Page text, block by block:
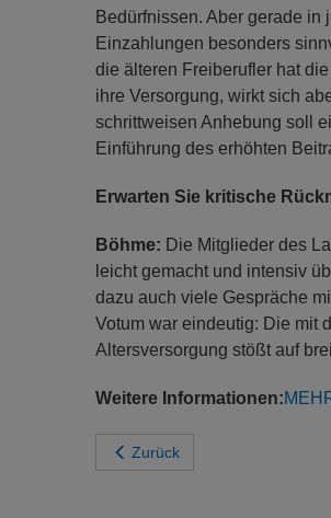
Bedürfnissen. Aber gerade
Einzahlungen besonders
die älteren Freiberufler hat
ihre Versorgung, wirkt sich
schrittweisen Anhebung soll
Einführung des erhöhten
Erwarten Sie kritische
Böhme: Die Mitglieder des
leicht gemacht und intensiv
dazu auch viele Gespräche
Votum war eindeutig: Die mit
Altersversorgung stößt auf
Weitere Informationen:
Zurück